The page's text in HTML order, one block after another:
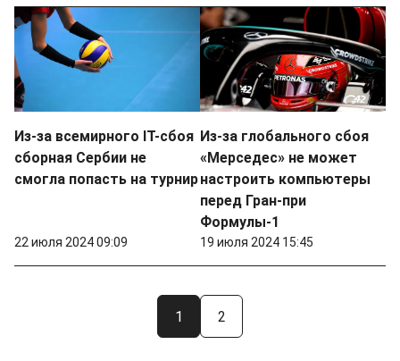
Из-за всемирного IT-сбоя
сборная Сербии не
смогла попасть на турнир
22 июля 2024 09:09
Из-за глобального сбоя
«Мерседес» не может
настроить компьютеры
перед Гран-при
Формулы-1
19 июля 2024 15:45
1 2